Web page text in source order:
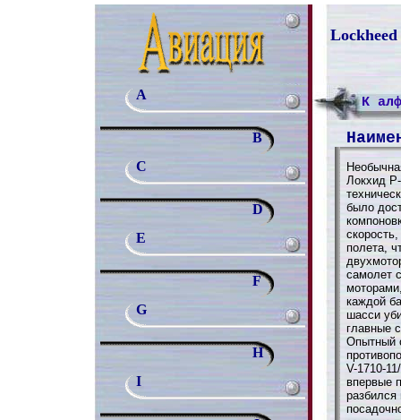
A
B
C
D
E
F
G
H
I
К
Локхид
было
полета,
самолет
каждой
шасси
главные
Опытный
V-1710-
впервые
разбился